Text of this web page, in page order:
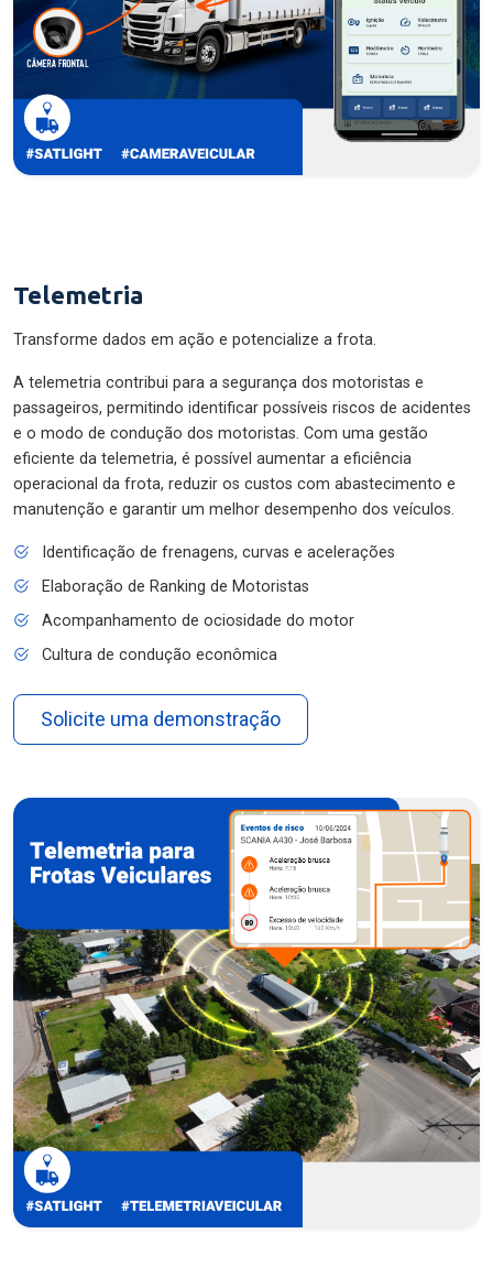
Telemetria
Transforme dados em ação e potencialize a frota.
A telemetria contribui para a segurança dos motoristas e
passageiros, permitindo identificar possíveis riscos de acidentes
e o modo de condução dos motoristas. Com uma gestão
eficiente da telemetria, é possível aumentar a eficiência
operacional da frota, reduzir os custos com abastecimento e
manutenção e garantir um melhor desempenho dos veículos.
Identificação de frenagens, curvas e acelerações
Elaboração de Ranking de Motoristas
Acompanhamento de ociosidade do motor
Cultura de condução econômica
Solicite uma demonstração